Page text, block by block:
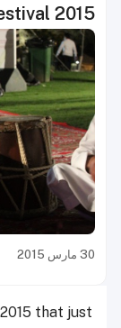
2015
30 مارس 2015
that just